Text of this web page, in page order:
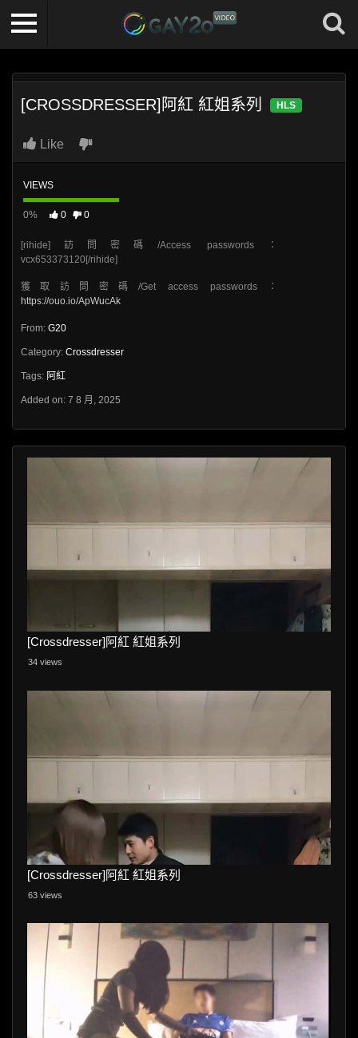
[CROSSDRESSER]阿紅 紅姐系列 HLS
Like
VIEWS
0% 0 0
[rihide]訪問密碼/Access passwords：
vcx653373120[/rihide]
獲取訪問密碼/Get access passwords：
https://ouo.io/ApWucAk
From: G20
Category: Crossdresser
Tags: 阿紅
Added on: 7 8 月, 2025
[Crossdresser]阿紅 紅姐系列
34 views
[Crossdresser]阿紅 紅姐系列
63 views